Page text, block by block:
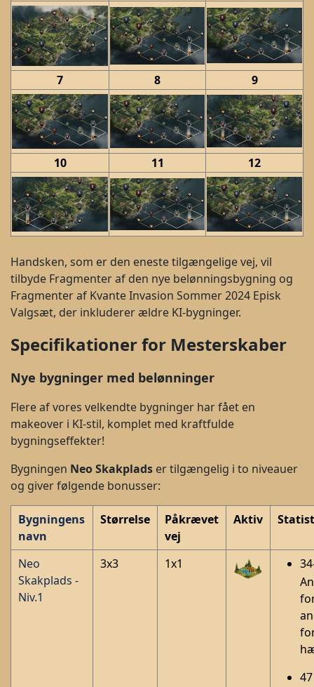
7 8 9
10 11 12
Handsken, som er den eneste tilgængelige vej, vil
tilbyde Fragmenter af den nye belønningsbygning og
Fragmenter af Kvante Invasion Sommer 2024 Episk
Valgsæt, der inkluderer ældre KI-bygninger.
Specifikationer for Mesterskaber
Nye bygninger med belønninger
Flere af vores velkendte bygninger har fået en
makeover i KI-stil, komplet med kraftfulde
bygningseffekter!
Bygningen Neo Skakplads er tilgængelig i to niveauer
og giver følgende bonusser:
Bygningens
navn
Størrelse
Påkrævet
vej
Aktiv
Neo
Skakplads -
Niv.1
3x3 1x1